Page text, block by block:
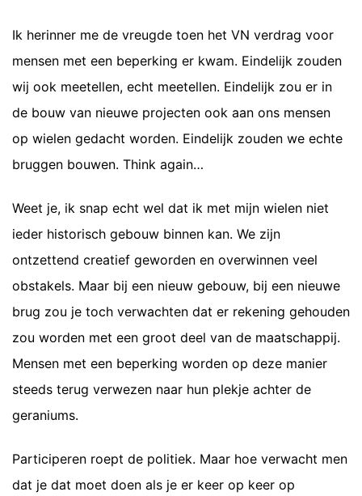
Ik herinner me de vreugde toen het VN verdrag voor
mensen met een beperking er kwam. Eindelijk zouden
wij ook meetellen, echt meetellen. Eindelijk zou er in
de bouw van nieuwe projecten ook aan ons mensen
op wielen gedacht worden. Eindelijk zouden we echte
bruggen bouwen. Think again…
Weet je, ik snap echt wel dat ik met mijn wielen niet
ieder historisch gebouw binnen kan. We zijn
ontzettend creatief geworden en overwinnen veel
obstakels. Maar bij een nieuw gebouw, bij een nieuwe
brug zou je toch verwachten dat er rekening gehouden
zou worden met een groot deel van de maatschappij.
Mensen met een beperking worden op deze manier
steeds terug verwezen naar hun plekje achter de
geraniums.
Participeren roept de politiek. Maar hoe verwacht men
dat je dat moet doen als je er keer op keer op